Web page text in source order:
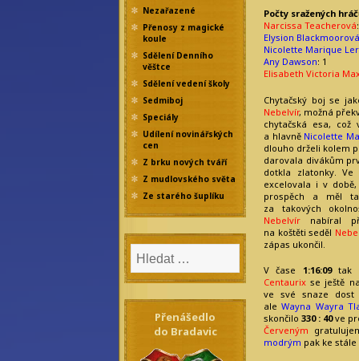
Nezařazené
Přenosy z magické
koule
Sdělení Denního
věštce
Sdělení vedení školy
Sedmiboj
Speciály
Udílení novinářských
cen
Z brku nových tváří
Z mudlovského světa
Ze starého šuplíku
Přenášedlo
do Bradavic
Počty sražených
Narcissa Teacherová
Elysion Blackmoorová
Nicolette Marique
Any Dawson: 1
Elisabeth Victoria
Chytačský boj se
Nebelvír, možná
chytačská esa,
a hlavně Nicolette
dlouho drželi kolem
darovala divákům
dotkla zlatonky.
excelovala i v
prospěch a měl
za takových
Nebelvír nabíral
na koštěti seděl
zápas ukončil.
V čase 1:16:09tak
Centaurix se ještě
ve své snaze dost
aleWayna Wayra
skončilo 330 : 40ve
Červeným
modrým pak ke